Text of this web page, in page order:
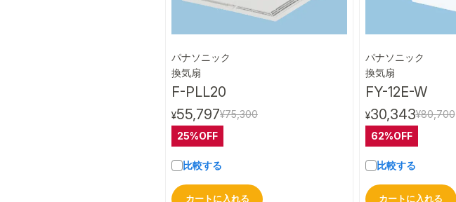
パナソニック
換気扇
F-PLL20
¥55,797¥75,300
25%OFF
比較する
カートに入れる
パナソニック
換気扇
FY-12E-W
¥30,343¥80,700
62%OFF
比較する
カートに入れる